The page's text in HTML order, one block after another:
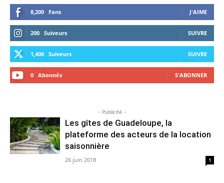
8,200 Fans J'AIME
200 Suiveurs SUIVRE
1,400 Suiveurs SUIVRE
0 Abonnés S'ABONNER
- Publicité -
Les gîtes de Guadeloupe, la
plateforme des acteurs de la location
saisonnière
26 juin 2018 1